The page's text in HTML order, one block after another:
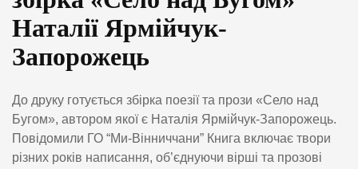
Наталії Ярмійчук-
Запорожець
До друку готується збірка поезії та прози «Село над
Бугом», автором якої є Наталія Ярмійчук-Запорожець.
Повідомили ГО “Ми-Вінниччани” Книга включає твори
різних років написання, об’єднуючи вірші та прозові